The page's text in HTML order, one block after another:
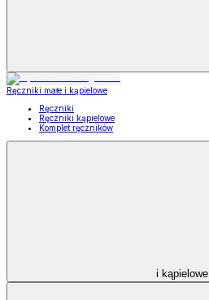
Ręczniki małe i kąpielowe
Ręczniki
Ręczniki kąpielowe
Komplet ręczników
i kąpielowe